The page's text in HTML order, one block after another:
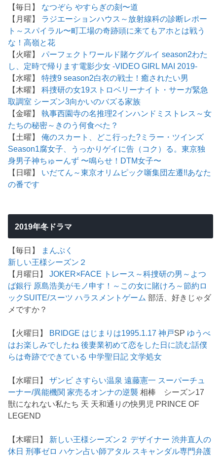
【毎日】 なつぞら やすらぎの刻〜道
【月曜】 ラジエーションハウス～放射線科の診断レポー
ト～ スパイラル〜町工場の奇跡頭に来てもアホとは戦う
な！高嶺と花
【火曜】パーフェクトワールド賭ケグルイ season2わた
し、定時で帰ります電影少女 -VIDEO GIRL MAI 2019-
【水曜】特捜9 season2白衣の戦士！癒されたい男
【木曜】科捜研の女19ストロベリーナイト・サーガ緊急
取調室 シーズン3向かいのバズる家族
【金曜】執事西園寺の名推理2インハンド ミストレス～女
たちの秘密～ きのう何食べた？
【土曜】俺のスカート、どこ行った? ミラー・ツインズ
Season1腐女子、うっかりゲイに告（コク）る。東京独
身男子神ちゅーんず 〜鳴らせ！DTM女子〜
【日曜】 いだてん～東京オリムピック噺集団左遷!!あなた
の番です
2019年冬ドラマ
【毎日】
まんぷく
新しい王様シーズン２
【月曜日】JOKER×FACE トレース～科捜研の男～ よつ
ば銀行 原島浩美がモノ申す！～この女に賭けろ～節約ロ
ック SUITE/スーツ ハラスメントゲーム 部活、好きじゃダ
メですか？
【火曜日】 BRIDGE はじまりは1995.1.17 神戸SP ゆうべ
はお楽しみでしたね 後妻業初めて恋をした日に読む話僕
らは奇跡でできている 中学聖日記 文学処女
【水曜日】ザンビ さすらい温泉 遠藤憲一 スーパーチュ
ーナー/異能機関 家売るオンナの逆襲 相棒 シーズン17
獣になれない私たち 天 天和通りの快男児 PRINCE OF
LEGEND
【木曜日】 新しい王様シーズン２ デザイナー 渋井直人の
休日 刑事ゼロ ハケン占い師アタル スキャンダル専門弁護